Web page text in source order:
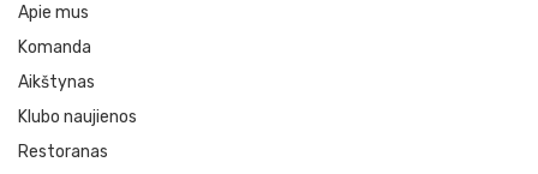
Apie mus
Komanda
Aikštynas
Klubo naujienos
Restoranas